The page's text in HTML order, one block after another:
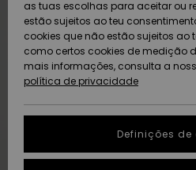
Artigos
recém-
chegados
Coleções
Artigos
recém-
chegados
Highlights
AJUDA
Freedom
Protecção
dados
Guia de
tamanhos
SUSTAINABILITY
as tuas escolhas para aceitar ou
estão sujeitos ao teu
cookies que não estão sujeitos ao
como certos cookies de medição
mais informações, consulta a
política de privacidade
Definições de